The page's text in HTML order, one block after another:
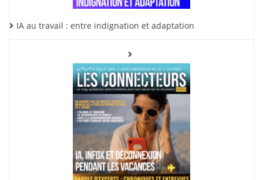
IA au travail : entre indignation et adaptation